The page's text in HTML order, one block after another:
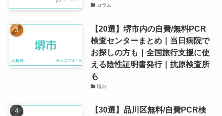
コラム
【20選】堺市内の自費/無料PCR
検査センターまとめ｜当日病院で
お探しの方も｜全国旅行支援に使
える陰性証明書発行｜抗原検査所
も
堺市
【30選】品川区無料/自費PCR検